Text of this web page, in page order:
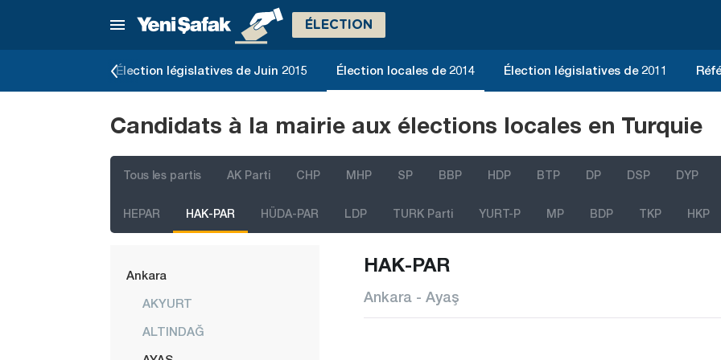
ÉLECTION
Élection législatives de Juin 2015 Élection locales de 2014 Élection législatives de 2011
Candidats à la mairie aux élections locales en Turquie
Tous les partis AK Parti CHP MHP SP BBP HDP BTP DP DSP DYP
HEPAR HAK-PAR HÜDA-PAR LDP TURK Parti YURT-P MP BDP TKP HKP
Ankara
AKYURT
ALTINDAĞ
HAK-PAR
Ankara - Ayaş